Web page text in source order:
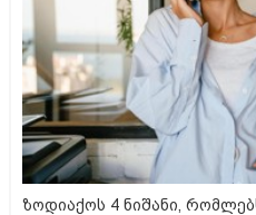
ზოდიაქოს 4 ნიშანი,